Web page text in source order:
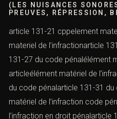
(LES NUISANCES
PREUVES, RÉPRESSION,
article 131-21 cppelement
materiel de l’infractionarticle
131-27 du code pénalélément
articleélément matériel de
du code pénalarticle 131-31
matériel de l’infraction code
l’infraction en droit